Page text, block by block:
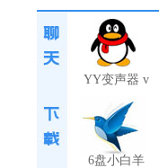
YY变声器 v
6盘小白羊